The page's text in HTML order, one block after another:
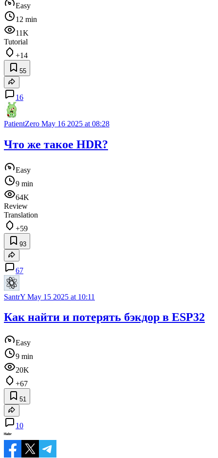
Easy
12 min
11K
Tutorial
+14
55
16
PatientZero May 16 2025 at 08:28
Что же такое HDR?
Easy
9 min
64K
Review
Translation
+59
93
67
SantrY May 15 2025 at 10:11
Как найти и потерять бэкдор в ESP32
Easy
9 min
20K
+67
51
10